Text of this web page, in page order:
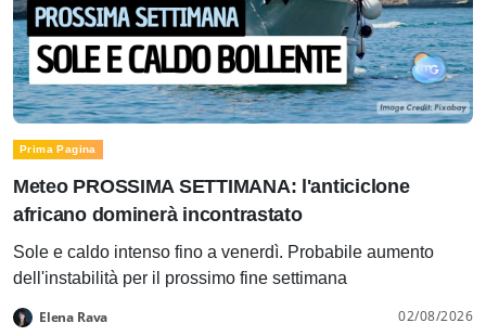
Prima Pagina
Meteo PROSSIMA SETTIMANA: l'anticiclone
africano dominerà incontrastato
Sole e caldo intenso fino a venerdì. Probabile aumento
dell'instabilità per il prossimo fine settimana
Elena Rava 02/08/2026